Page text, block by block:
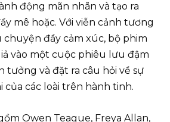
động mãn nhãn và tạo ra
mê hoặc. Với viễn cảnh tương
chuyện đầy cảm xúc, bộ phim
vào một cuộc phiêu lưu đậm
tưởng và đặt ra câu hỏi về sự
của các loài trên hành tinh.
Owen Teague, Freya Allan,